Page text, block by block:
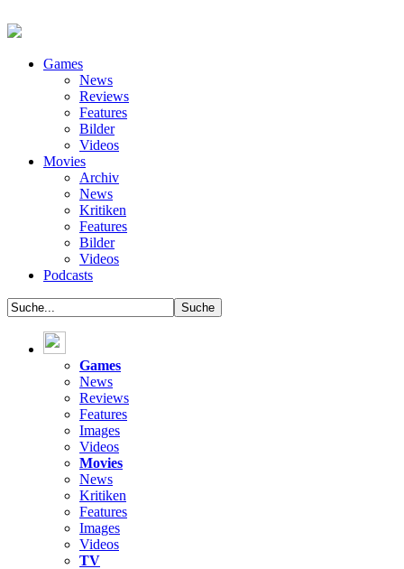
Games
News
Reviews
Features
Bilder
Videos
Movies
Archiv
News
Kritiken
Features
Bilder
Videos
Podcasts
Games
News
Reviews
Features
Images
Videos
Movies
News
Kritiken
Features
Images
Videos
TV